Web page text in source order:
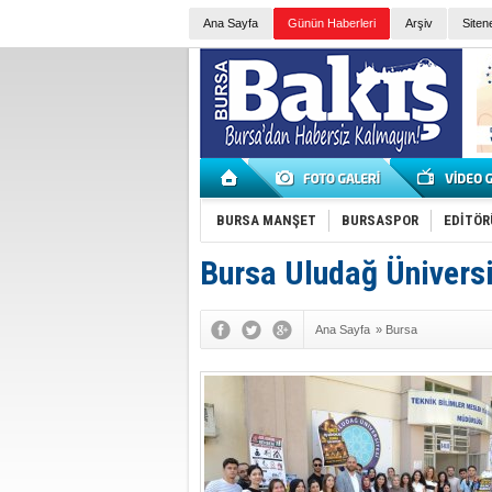
Ana Sayfa Günün Haberleri Arşiv
BURSA MANŞET BURSASPOR
Bursa Uludağ
Ana Sayfa » Bursa